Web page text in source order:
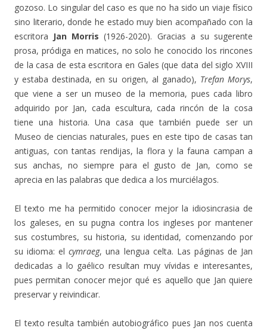
gozoso. Lo singular del caso es que no ha sido un viaje físico
sino literario, donde he estado muy bien acompañado con la
escritora Jan Morris (1926-2020). Gracias a su sugerente
prosa, pródiga en matices, no solo he conocido los rincones
de la casa de esta escritora en Gales (que data del siglo XVIII
y estaba destinada, en su origen, al ganado), Trefan Morys,
que viene a ser un museo de la memoria, pues cada libro
adquirido por Jan, cada escultura, cada rincón de la cosa
tiene una historia. Una casa que también puede ser un
Museo de ciencias naturales, pues en este tipo de casas tan
antiguas, con tantas rendijas, la flora y la fauna campan a
sus anchas, no siempre para el gusto de Jan, como se
aprecia en las palabras que dedica a los murciélagos.
El texto me ha permitido conocer mejor la idiosincrasia de
los galeses, en su pugna contra los ingleses por mantener
sus costumbres, su historia, su identidad, comenzando por
su idioma: elcymraeg, una lengua celta. Las páginas de Jan
dedicadas a lo gaélico resultan muy vívidas e interesantes,
pues permitan conocer mejor qué es aquello que Jan quiere
preservar y reivindicar.
El texto resulta también autobiográfico pues Jan nos cuenta